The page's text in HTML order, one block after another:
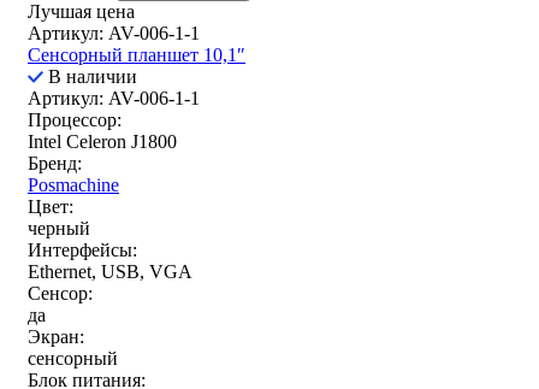
Лучшая цена
Артикул: AV-006-1-1
Сенсорный планшет 10,1″
В наличии
Артикул: AV-006-1-1
Процессор:
Intel Celeron J1800
Бренд:
Posmachine
Цвет:
черный
Интерфейсы:
Ethernet, USB, VGA
Сенсор:
да
Экран:
сенсорный
Блок питания: